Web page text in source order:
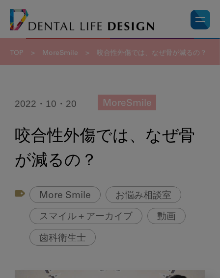
TOP > MoreSmile > 咬合性外傷では、なぜ骨が減るの？
2022・10・20 MoreSmile
咬合性外傷では、なぜ骨
が減るの？
More Smile お悩み相談室
スマイル＋アーカイブ 動画
歯科衛生士